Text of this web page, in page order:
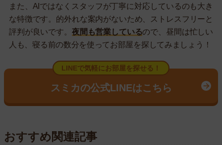
また、AIではなくスタッフが丁寧に対応しているのも大き
な特徴です。的外れな案内がないため、ストレスフリーと
評判が良いです。 夜間も営業しているので、昼間は忙しい
人も、寝る前の数分を使ってお部屋を探してみましょう！
LINEで気軽にお部屋を探せる！
スミカの公式LINEはこちら
おすすめ関連記事